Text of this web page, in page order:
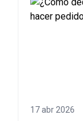
17 abr 2026